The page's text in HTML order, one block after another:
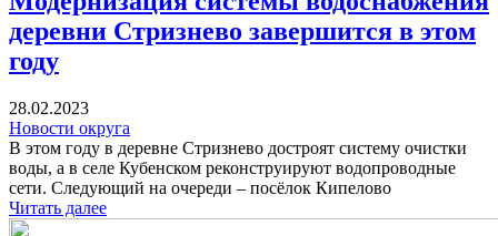
деревни Стризнево завершится в этом
году
28.02.2023
Новости округа
В этом году в деревне Стризнево достроят систему очистки
воды, а в селе Кубенском реконструируют водопроводные
сети. Следую­щий на очереди – посёлок Кипелово
Читать далее